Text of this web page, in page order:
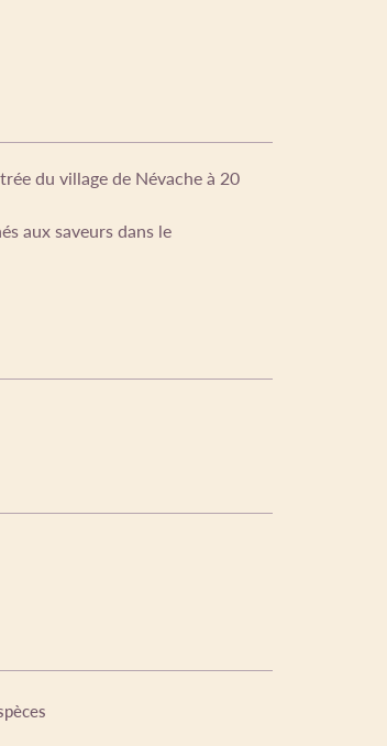
du village de Névache à 20
aux saveurs dans le